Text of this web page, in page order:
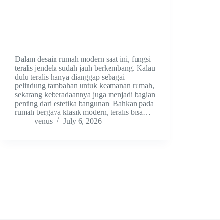
Dalam desain rumah modern saat ini, fungsi
teralis jendela sudah jauh berkembang. Kalau
dulu teralis hanya dianggap sebagai
pelindung tambahan untuk keamanan rumah,
sekarang keberadaannya juga menjadi bagian
penting dari estetika bangunan. Bahkan pada
rumah bergaya klasik modern, teralis bisa…
venus
July 6, 2026